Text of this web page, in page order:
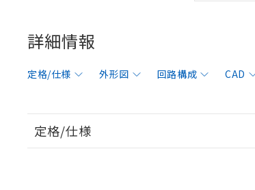
詳細情報
定格/仕様 外形図 回路構成 CAD
定格/仕様